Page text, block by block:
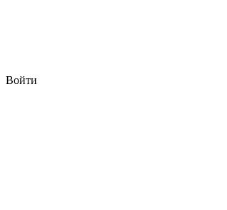
Войти